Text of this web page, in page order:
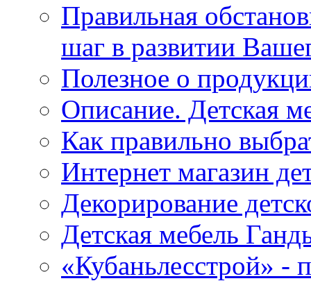
Правильная
шаг в развитии
Полезное о
Описание. Детская
Как правильно
Интернет магазин
Декорирование
Детская мебель
«Кубаньлесстрой» -